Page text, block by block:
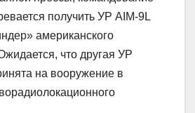
получить УР AIM-9L
американского
что другая УР
на вооружение в